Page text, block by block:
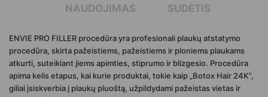
NAUDOJIMAS
SUDĖTIS
ENVIE PRO FILLER procedūra yra profesionali plaukų atstatymo
procedūra, skirta pažeistiems, pažeistiems ir ploniems plaukams
atkurti, suteikiant jiems apimties, stiprumo ir blizgesio. Procedūra
apima kelis etapus, kai kurie produktai, tokie kaip „Botox Hair 24K”,
giliai įsiskverbia į plaukų pluoštą, užpildydami pažeistas vietas ir